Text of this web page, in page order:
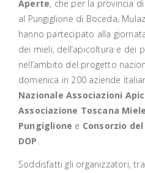
Aperte, che per la provincia
al Pungiglione di Boceda,
hanno partecipato alla
dei mieli, dell’apicoltura e dei
nell’ambito del progetto
domenica in 200 aziende
Nazionale Associazioni
Associazione Toscana Miele
Pungiglione e Consorzio
DOP.
Soddisfatti gli organizzatori,